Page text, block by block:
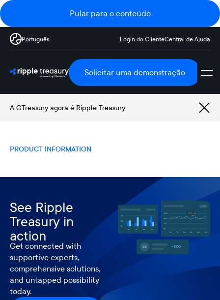
Pular para o conteúdo
Português Login do ClienteCentral de Ajuda
Solicitar uma demonstração
A GTreasury agora é Ripple Treasury
PRODUCT INFORMATION
See Ripple
Treasury in
action
Get connected with
supportive experts,
comprehensive solutions,
and untapped possibility
today.